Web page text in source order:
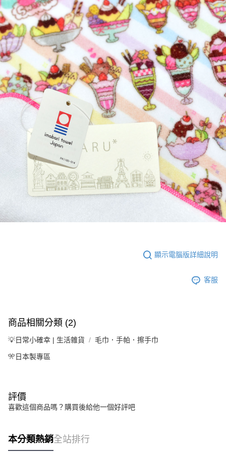
顯示電腦版詳細說明
客服
商品相關分類 (2)
💡日常小確幸 | 生活雜貨 毛巾．手帕．擦手巾
🎌日本製專區
評價
喜歡這個商品嗎？購買後給他一個好評吧
本分類熱銷全站排行